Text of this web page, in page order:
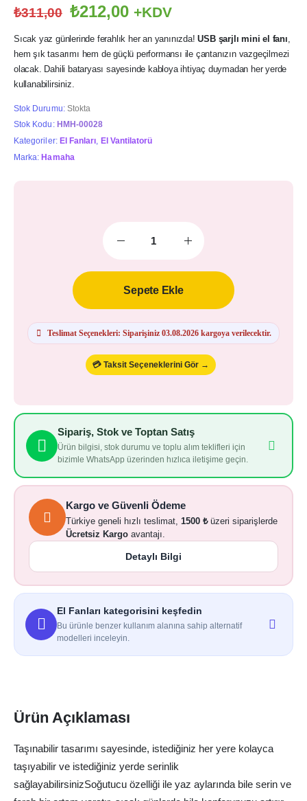
₺311,00 Orijinal
fiyat:
₺311,00.
₺212,00Şu
fiyat:
₺212,00.
+KDV
Sıcak yaz günlerinde ferahlık her an yanınızda!USB şarjlı mini el fanı,
hem şık tasarımı hem de güçlü performansı ile çantanızın vazgeçilmezi
olacak. Dahili bataryası sayesinde kabloya ihtiyaç duymadan her yerde
kullanabilirsiniz.
Stok Durumu: Stokta
Stok Kodu: HMH-00028
Kategoriler: El Fanları, El Vantilatorü
Marka:Hamaha
Sepete Ekle
Teslimat Seçenekleri: Siparişiniz 03.08.2026 kargoya verilecektir.
💳 Taksit Seçeneklerini Gör →
Sipariş, Stok ve Toptan Satış
Ürün bilgisi, stok durumu ve toplu alım teklifleri için
bizimle WhatsApp üzerinden hızlıca iletişime geçin.
Kargo ve Güvenli Ödeme
Türkiye geneli hızlı teslimat, 1500 ₺üzeri siparişlerde
Ücretsiz Kargo avantajı.
Detaylı Bilgi
El Fanları kategorisini keşfedin
Bu ürünle benzer kullanım alanına sahip alternatif
modelleri inceleyin.
Ürün Açıklaması
Taşınabilir tasarımı sayesinde, istediğiniz her yere kolayca
taşıyabilir ve istediğiniz yerde serinlik
sağlayabilirsinizSoğutucu özelliği ile yaz aylarında bile serin ve